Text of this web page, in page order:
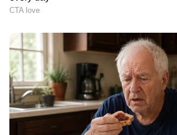
RECOMMENDED STORIES